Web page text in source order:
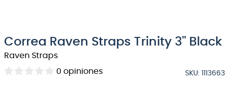
Correa Raven Straps Trinity 3'' Black
Raven Straps
0 opiniones SKU: 1113663
5.
amplificador